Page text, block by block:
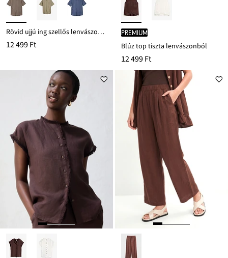
Rövid ujjú ing szellős lenvászon keverékből
12 499 Ft
PREMIUM
Blúz top tiszta lenvászonból
12 499 Ft